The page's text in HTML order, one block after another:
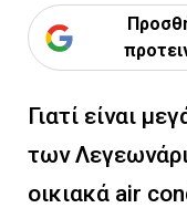
Γιατί είναι
των
οικιακά air